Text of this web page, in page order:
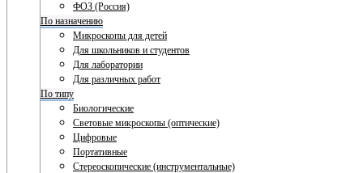
ФОЗ (Россия)
По назначению
Микроскопы для детей
Для школьников и студентов
Для лаборатории
Для различных работ
По типу
Биологические
Световые микроскопы (оптические)
Цифровые
Портативные
Стереоскопические (инструментальные)